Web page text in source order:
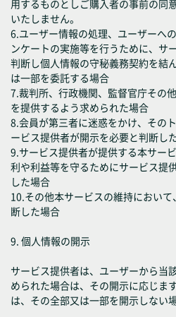
用するものとしご購入者の事前の同
いたしません。
6.ユーザー情報の処理、ユーザーへ
ンケートの実施等を行うために、サ
判断し個人情報の守秘義務契約を結
は一部を委託する場合
7.裁判所、行政機関、監督官庁その
を提供するよう求められた場合
8.会員が第三者に迷惑をかけ、その
ービス提供者が開示を必要と判断し
9.サービス提供者が提供する本サー
利や利益等を守るためにサービス提
した場合
10.その他本サービスの維持におい
断した場合
9. 個人情報の開示
サービス提供者は、ユーザーから当
められた場合は、その開示に応じま
は、その全部又は一部を開示しない